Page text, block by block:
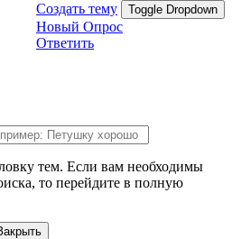
Создать тему Toggle Dropdown
Новый Опрос
Ответить
тем. Если вам необходимы
то перейдите в полную